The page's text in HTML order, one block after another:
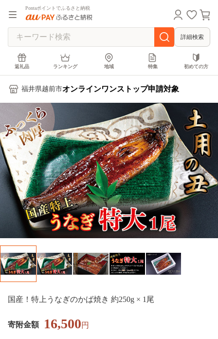
Pontaポイントでふるさと納税
詳細検索
返礼品 ランキング 地域 特集 初めての方
福井県越前市オンラインワンストップ申請対象
国産！特上うなぎのかば焼き 約250g × 1尾
寄附金額 16,500円